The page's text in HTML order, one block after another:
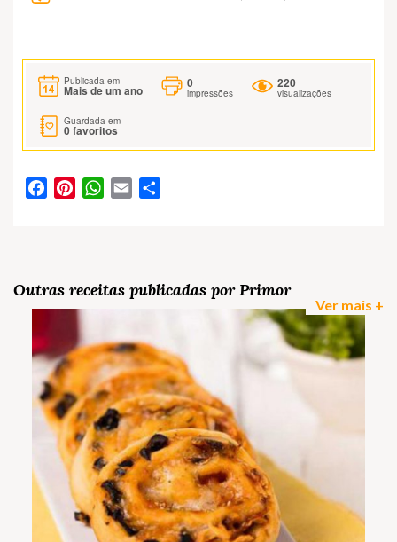
Publicada em
Mais de um ano
0
impressões
220
visualizações
Guardada em
0favoritos
FacebookPinterestWhatsApp
Email
Outras receitas publicadas por Primor
Ver mais +